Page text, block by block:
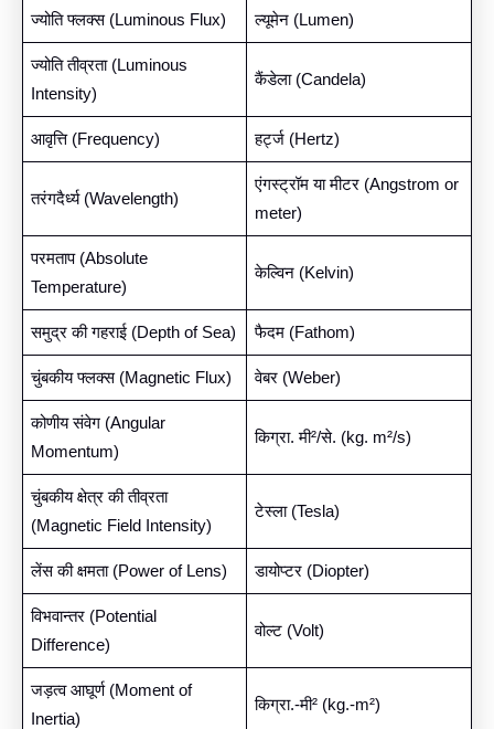
ज्योति फ्लक्स (Luminous Flux) ल्यूमेन (Lumen)
ज्योति तीव्रता (Luminous
Intensity)
कैंडेला (Candela)
आवृत्ति (Frequency) हर्ट्ज (Hertz)
तरंगदैर्ध्य (Wavelength)
एंगस्ट्रॉम या मीटर (Angstrom or
meter)
परमताप (Absolute
Temperature)
केल्विन (Kelvin)
समुद्र की गहराई (Depth of Sea) फैदम (Fathom)
चुंबकीय फ्लक्स (Magnetic Flux) वेबर (Weber)
कोणीय संवेग (Angular
Momentum)
किग्रा. मी²/से. (kg. m²/s)
चुंबकीय क्षेत्र की तीव्रता
(Magnetic Field Intensity)
टेस्ला (Tesla)
लेंस की क्षमता (Power of Lens) डायोप्टर (Diopter)
विभवान्तर (Potential
Difference)
वोल्ट (Volt)
जड़त्व आघूर्ण (Moment of
Inertia)
किग्रा.-मी² (kg.-m²)